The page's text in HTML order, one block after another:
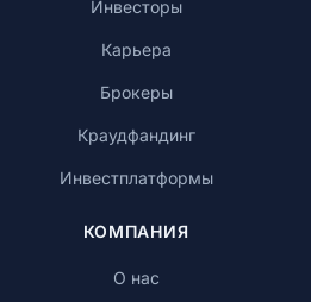
Инвесторы
Карьера
Брокеры
Краудфандинг
Инвестплатформы
КОМПАНИЯ
О нас